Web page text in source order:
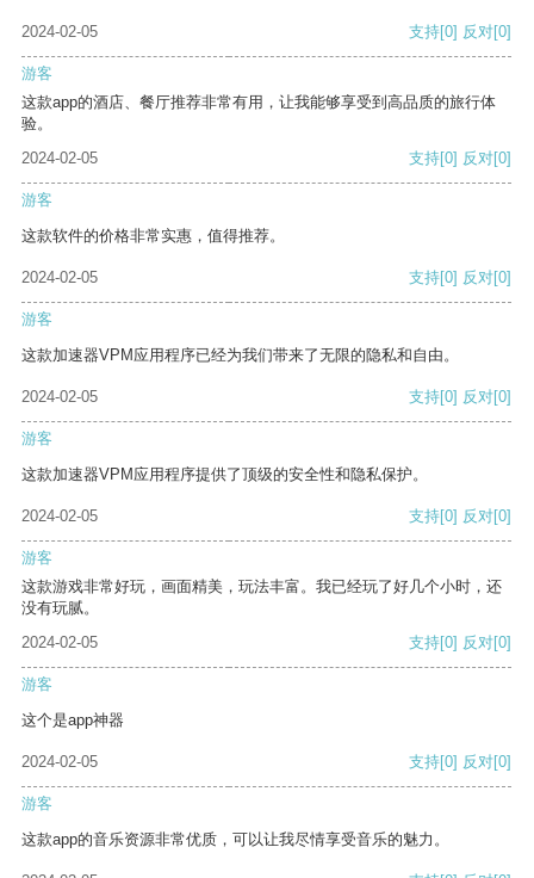
2024-02-05 支持[0] 反对[0]
游客
这款app的酒店、餐厅推荐非常有用，让我能够享受到高品质的旅行体
验。
2024-02-05
支持[0] 反对[0]
游客
这款软件的价格非常实惠，值得推荐。
2024-02-05 支持[0] 反对[0]
游客
这款加速器VPM应用程序已经为我们带来了无限的隐私和自由。
2024-02-05 支持[0] 反对[0]
游客
这款加速器VPM应用程序提供了顶级的安全性和隐私保护。
2024-02-05 支持[0] 反对[0]
游客
这款游戏非常好玩，画面精美，玩法丰富。我已经玩了好几个小时，还
没有玩腻。
2024-02-05
支持[0] 反对[0]
游客
这个是app神器
2024-02-05 支持[0] 反对[0]
游客
这款app的音乐资源非常优质，可以让我尽情享受音乐的魅力。